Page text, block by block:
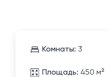
Комнаты: 3
Площадь: 450 м²